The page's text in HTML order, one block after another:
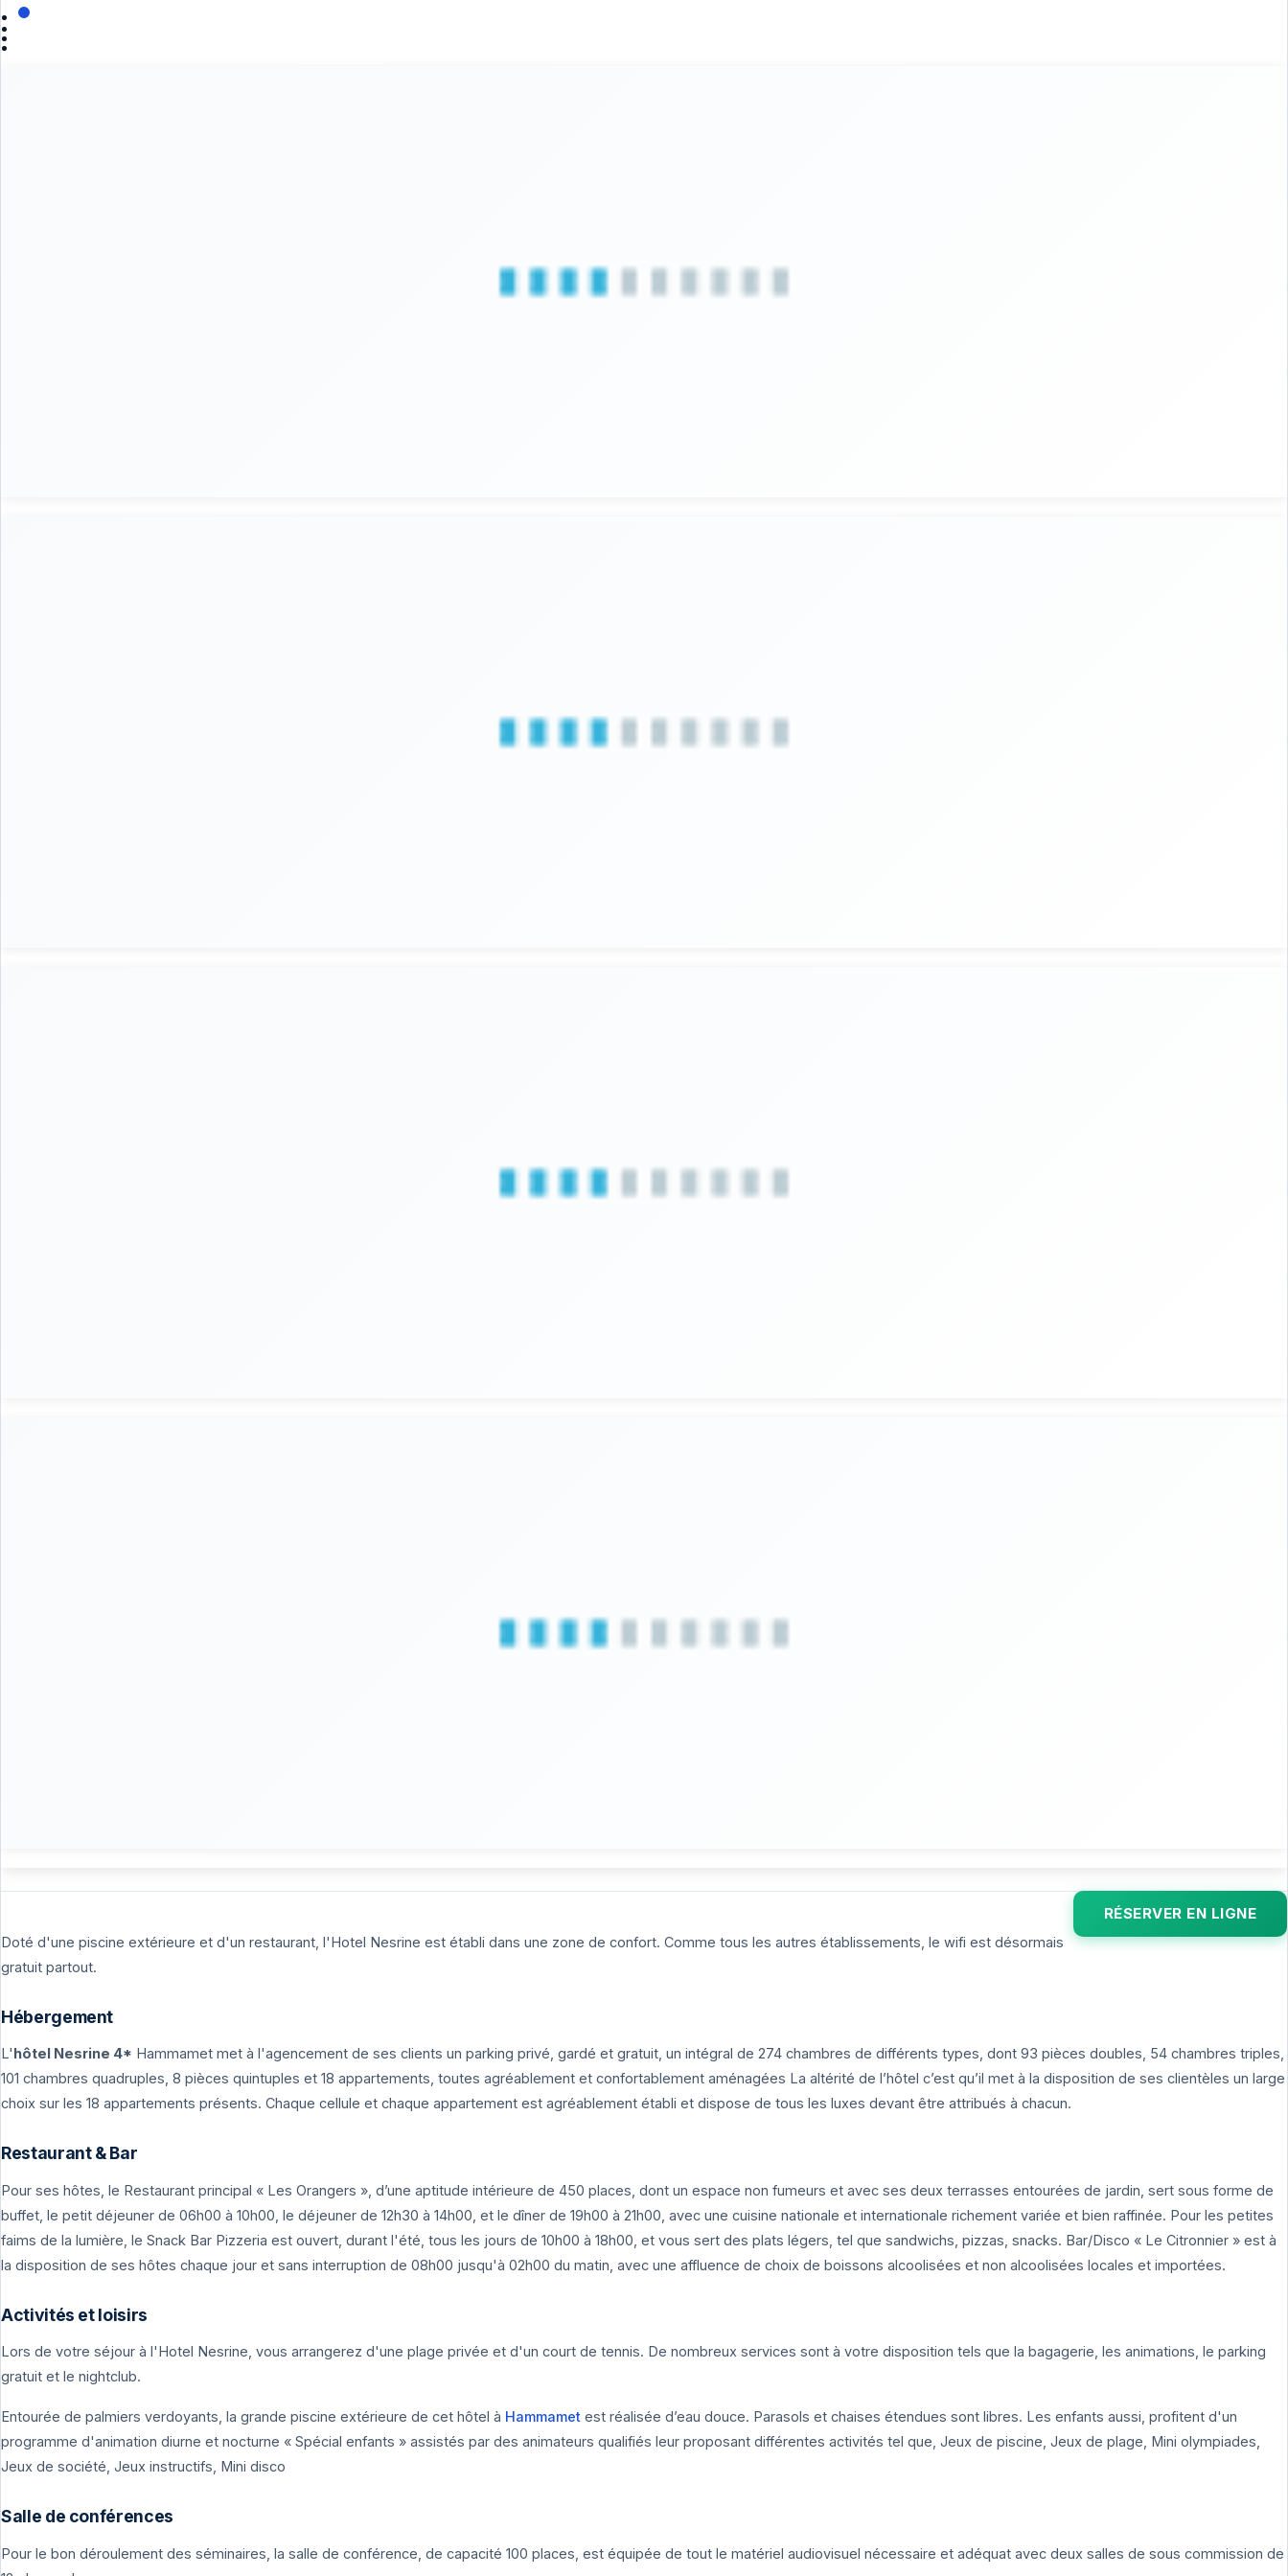
RÉSERVER EN LIGNE
Doté d'une piscine extérieure et d'un restaurant, l'Hotel Nesrine est établi dans une zone de confort. Comme tous les autres établissements, le wifi est désormais
gratuit partout.
Hébergement
L'hôtel Nesrine 4* Hammamet met à l'agencement de ses clients un parking privé, gardé et gratuit, un intégral de 274 chambres de différents types, dont 93 pièces doubles, 54 chambres triples,
101 chambres quadruples, 8 pièces quintuples et 18 appartements, toutes agréablement et confortablement aménagées La altérité de l’hôtel c’est qu’il met à la disposition de ses clientèles un large
choix sur les 18 appartements présents. Chaque cellule et chaque appartement est agréablement établi et dispose de tous les luxes devant être attribués à chacun.
Restaurant & Bar
Pour ses hôtes, le Restaurant principal « Les Orangers », d’une aptitude intérieure de 450 places, dont un espace non fumeurs et avec ses deux terrasses entourées de jardin, sert sous forme de
buffet, le petit déjeuner de 06h00 à 10h00, le déjeuner de 12h30 à 14h00, et le dîner de 19h00 à 21h00, avec une cuisine nationale et internationale richement variée et bien raffinée. Pour les petites
faims de la lumière, le Snack Bar Pizzeria est ouvert, durant l'été, tous les jours de 10h00 à 18h00, et vous sert des plats légers, tel que sandwichs, pizzas, snacks. Bar/Disco « Le Citronnier » est à
la disposition de ses hôtes chaque jour et sans interruption de 08h00 jusqu'à 02h00 du matin, avec une affluence de choix de boissons alcoolisées et non alcoolisées locales et importées.
Activités et loisirs
Lors de votre séjour à l'Hotel Nesrine, vous arrangerez d'une plage privée et d'un court de tennis. De nombreux services sont à votre disposition tels que la bagagerie, les animations, le parking
gratuit et le nightclub.
Entourée de palmiers verdoyants, la grande piscine extérieure de cet hôtel à Hammamet est réalisée d’eau douce. Parasols et chaises étendues sont libres. Les enfants aussi, profitent d'un
programme d'animation diurne et nocturne « Spécial enfants » assistés par des animateurs qualifiés leur proposant différentes activités tel que, Jeux de piscine, Jeux de plage, Mini olympiades,
Jeux de société, Jeux instructifs, Mini disco
Salle de conférences
Pour le bon déroulement des séminaires, la salle de conférence, de capacité 100 places, est équipée de tout le matériel audiovisuel nécessaire et adéquat avec deux salles de sous commission de